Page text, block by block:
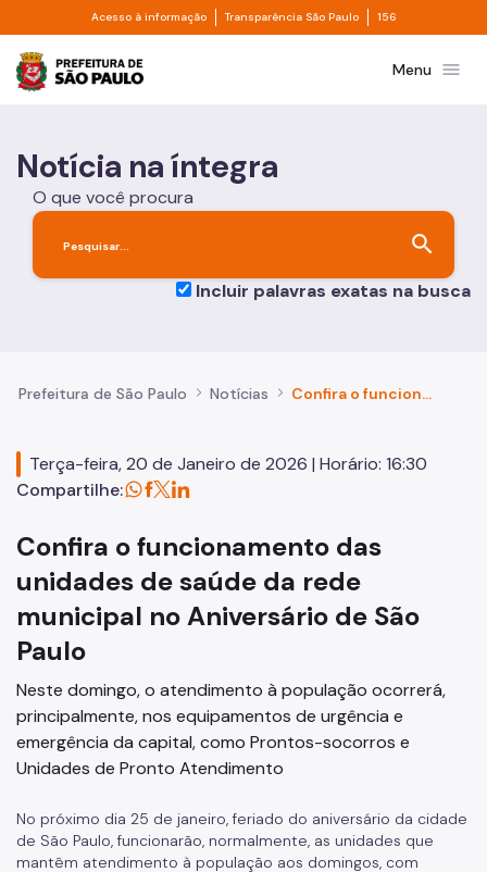
Pular para o Conteúdo principal
Acesso à informação Divisor de acesso à informação
Transparência São Paulo Divisor de
156
Prefeitura de São PauloMenu menu
Notícia na íntegra
O que você procura
search
Incluir palavras exatas na busca
Prefeitura de São Paulo Notícias Confira o funcionamento das unidades de saúde da rede municipal no Aniversário de São Paulo
Terça-feira, 20 de Janeiro de 2026 | Horário: 16:30
Compartilhe:
Confira o funcionamento das
unidades de saúde da rede
municipal no Aniversário de São
Paulo
Neste domingo, o atendimento à população ocorrerá,
principalmente, nos equipamentos de urgência e
emergência da capital, como Prontos-socorros e
Unidades de Pronto Atendimento
No próximo dia 25 de janeiro, feriado do aniversário da cidade
de São Paulo, funcionarão, normalmente, as unidades que
mantêm atendimento à população aos domingos, com